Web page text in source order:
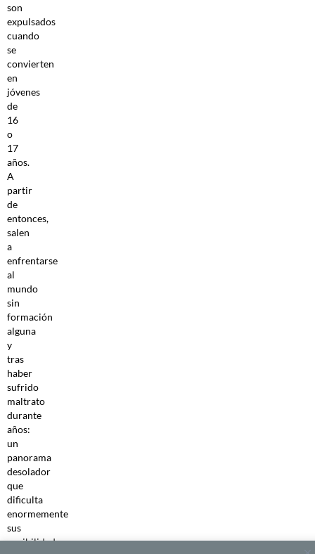
son
expulsados
cuando
se
convierten
en
jóvenes
de
16
o
17
años.
A
partir
de
entonces,
salen
a
enfrentarse
al
mundo
sin
formación
alguna
y
tras
haber
sufrido
maltrato
durante
años:
un
panorama
desolador
que
dificulta
enormemente
sus
posibilidades